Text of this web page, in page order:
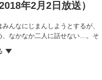
年2月2日放送）
んなにじまんしようとするが、
、なかなか二人に話せない…。そ
るという作戦を思いつく。
ちゅうで先生につかまってしま
られなかった。困ったのび太